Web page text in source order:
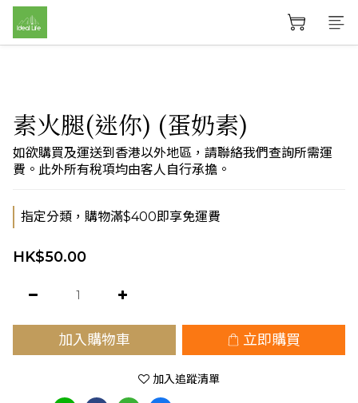
素火腿(迷你) (蛋奶素)
如欲購買及運送到香港以外地區，請聯絡我們查詢所需運
費。此外所有稅項均由客人自行承擔。
指定分類，購物滿$400即享免運費
HK$50.00
加入購物車 立即購買
加入追蹤清單